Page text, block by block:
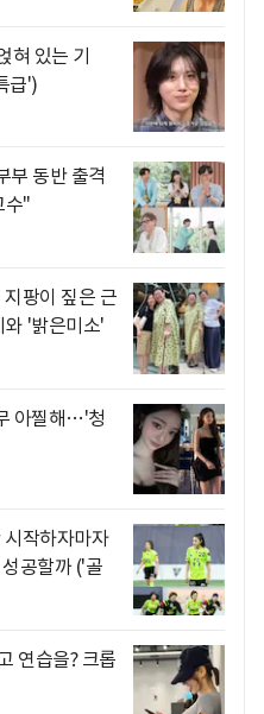
혀 있는 기
급')
부 동반 출격
수"
팡이 짚은 근
와 '밝은미소'
아찔해…'청
작하자마자
공할까 ('골
연습을? 크롭